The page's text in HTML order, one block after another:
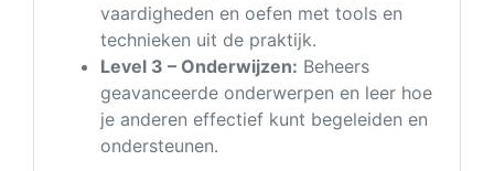
vaardigheden en oefen met tools en
technieken uit de praktijk.
Level 3 – Onderwijzen: Beheers
geavanceerde onderwerpen en leer hoe
je anderen effectief kunt begeleiden en
ondersteunen.